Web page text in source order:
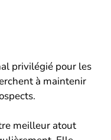
privilégié pour les
à maintenir
meilleur atout